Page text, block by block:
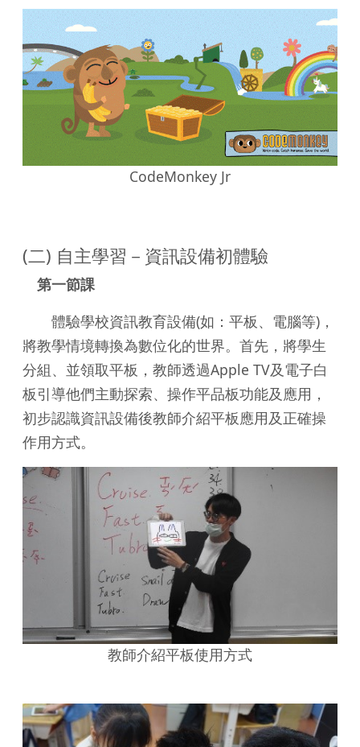
CodeMonkey Jr
(二) 自主學習－資訊設備初體驗
第一節課
體驗學校資訊教育設備(如：平板、電腦等)，
將教學情境轉換為數位化的世界。首先，將學生
分組、並領取平板，教師透過Apple TV及電子白
板引導他們主動探索、操作平品板功能及應用，
初步認識資訊設備後教師介紹平板應用及正確操
作用方式。
教師介紹平板使用方式